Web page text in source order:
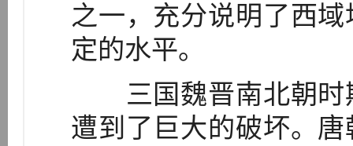
之一，充分说明了西
定的水平。
三国魏晋南北朝时
遭到了巨大的破坏。